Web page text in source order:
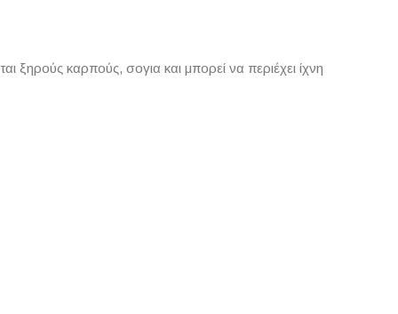
ξηρούς καρπούς, σογια και μπορεί να περιέχει ίχνη